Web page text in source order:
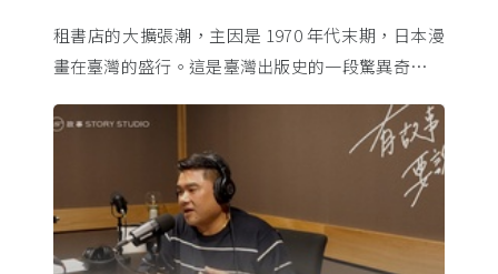
租書店的大擴張潮，主因是 1970 年代末期，日本漫
畫在臺灣的盛行。這是臺灣出版史的一段驚異奇航。
的協定保護 ...